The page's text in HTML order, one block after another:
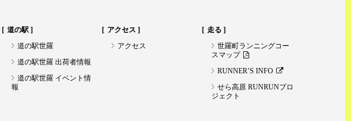
道の駅
道の駅世羅
道の駅世羅 出荷者情報
道の駅世羅 イベント情
報
アクセス
アクセス
走る
世羅町ランニングコー
スマップ
RUNNER’S INFO
せら高原 RUNRUNプロ
ジェクト